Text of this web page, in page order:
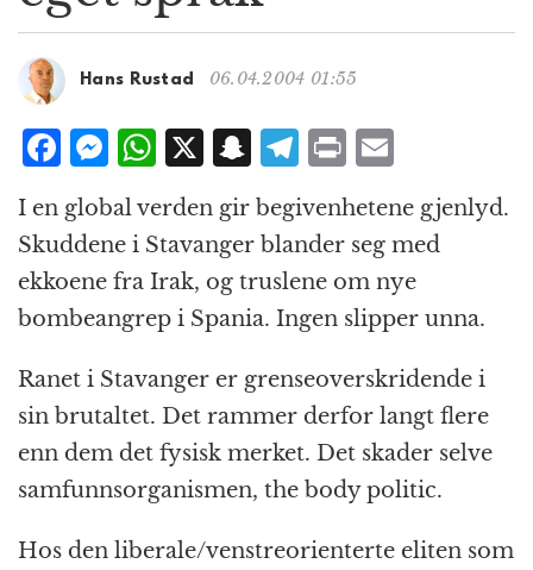
t
n
Hans Rustad 06.04.2004 01:55
F
a
c
e
b
o
o
k
M
e
ss
e
n
g
e
r
W
h
at
s
A
p
p
X S
n
a
p
c
h
at
T
el
e
g
r
a
m
P
n
t
ai
l
I en global verden gir begivenhetene gjenlyd.
Skuddene i Stavanger blander seg med
ekkoene fra Irak, og truslene om nye
bombeangrep i Spania. Ingen slipper unna.
Ranet i Stavanger er grenseoverskridende i
sin brutaltet. Det rammer derfor langt flere
enn dem det fysisk merket. Det skader selve
samfunnsorganismen, the body politic.
Hos den liberale/venstreorienterte eliten som